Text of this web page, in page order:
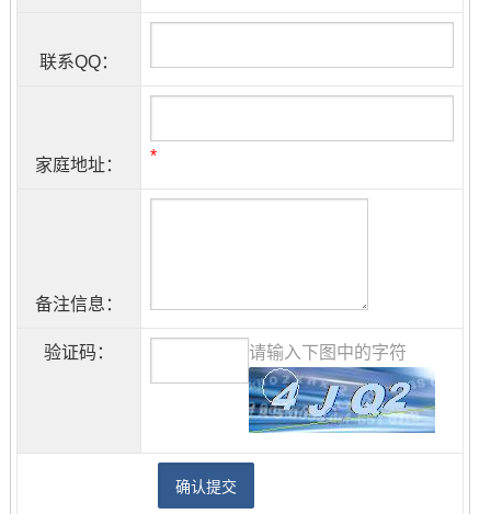
联系QQ：
家庭地址： *
备注信息：
验证码： 请输入下图中的字符